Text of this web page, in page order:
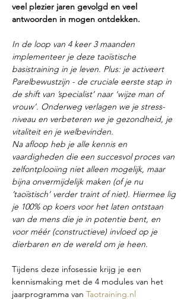
veel plezier jaren gevolgd en veel
antwoorden in mogen ontdekken.
In de loop van 4 keer 3 maanden
implementeer je deze taoïstische
basistraining in je leven. Plus: je activeert
Parelbewustzijn - de cruciale eerste stap in
de shift van ’specialist’ naar ‘wijze man of
vrouw’. Onderweg verlagen we je stress-
niveau en verbeteren we je gezondheid, je
vitaliteit en je welbevinden.
Na afloop heb je alle kennis en
vaardigheden die een succesvol proces van
zelfontplooiing niet alleen mogelijk, maar
bijna onvermijdelijk maken (of je nu
’taoïstisch’ verder traint of niet). Hiermee lig
je 100% op koers voor het laten ontstaan
van de mens die je in potentie bent, en
voor méér (constructieve) invloed op je
dierbaren en de wereld om je heen.
Tijdens deze infosessie krijg je een
kennismaking met de 4 modules van het
jaarprogramma van Taotraining.nl